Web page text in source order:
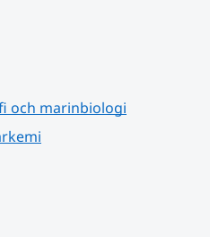
och marinbiologi